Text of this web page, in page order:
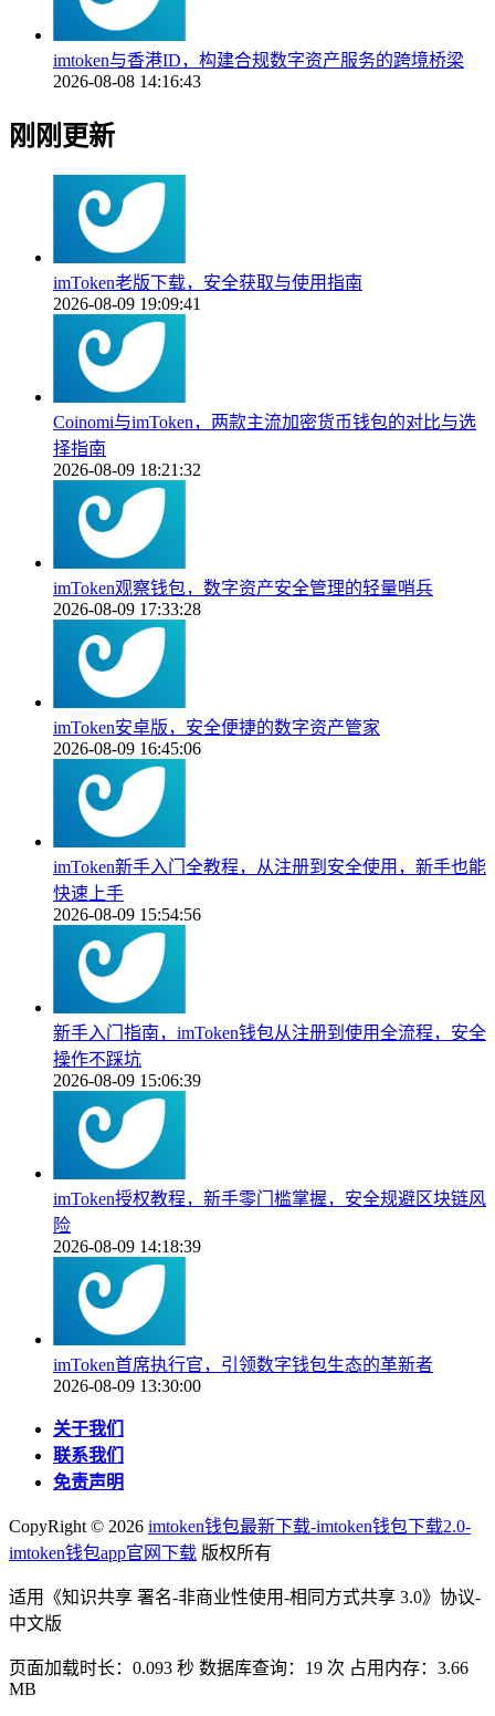
imtoken与香港ID，构建合规数字资产服务的跨境桥梁
2026-08-08 14:16:43
刚刚更新
imToken老版下载，安全获取与使用指南
2026-08-09 19:09:41
Coinomi与imToken，两款主流加密货币钱包的对比与选
择指南
2026-08-09 18:21:32
imToken观察钱包，数字资产安全管理的轻量哨兵
2026-08-09 17:33:28
imToken安卓版，安全便捷的数字资产管家
2026-08-09 16:45:06
imToken新手入门全教程，从注册到安全使用，新手也能
快速上手
2026-08-09 15:54:56
新手入门指南，imToken钱包从注册到使用全流程，安全
操作不踩坑
2026-08-09 15:06:39
imToken授权教程，新手零门槛掌握，安全规避区块链风
险
2026-08-09 14:18:39
imToken首席执行官，引领数字钱包生态的革新者
2026-08-09 13:30:00
关于我们
联系我们
免责声明
CopyRight © 2026 imtoken钱包最新下载-imtoken钱包下载2.0-
imtoken钱包app官网下载 版权所有
适用《知识共享 署名-非商业性使用-相同方式共享 3.0》协议-
中文版
页面加载时长：0.093 秒 数据库查询：19 次 占用内存：3.66
MB